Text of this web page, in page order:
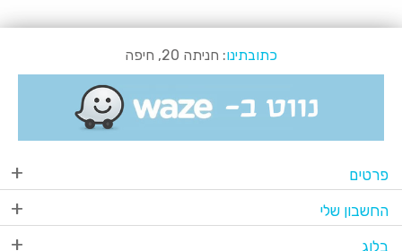
כתובתינו: חניתה 20, חיפה
פרטים
החשבון שלי
בלוג